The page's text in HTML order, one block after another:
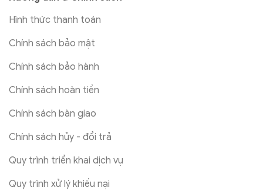
Hình thức thanh toán
Chính sách bảo mật
Chính sách bảo hành
Chính sách hoàn tiền
Chính sách bàn giao
Chính sách hủy - đổi trả
Quy trình triển khai dịch vụ
Quy trình xử lý khiếu nại